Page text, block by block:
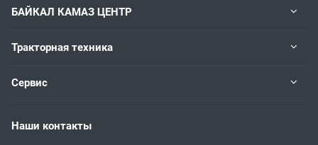
БАЙКАЛ КАМАЗ ЦЕНТР
Тракторная техника
Сервис
Наши контакты